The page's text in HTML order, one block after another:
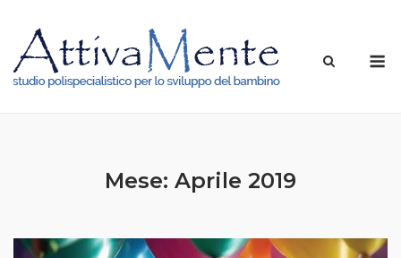
content
Mese: Aprile 2019